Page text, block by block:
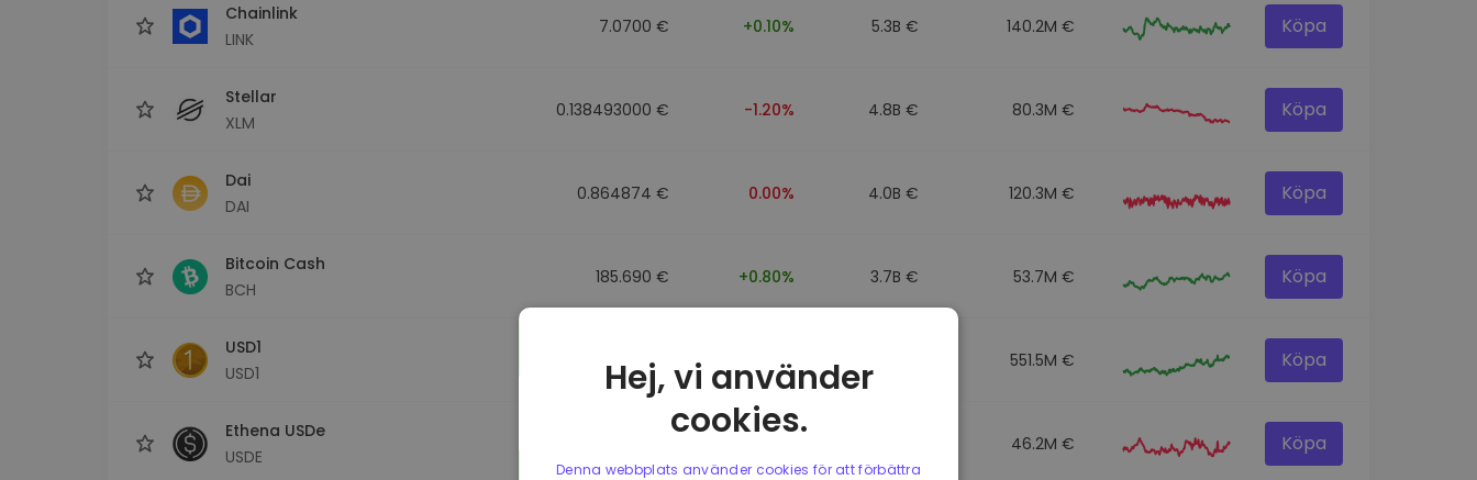
Chainlink
LINK
7.0700 € +0.10% 5.3B € 140.2M € Köpa
Stellar
XLM
0.138493000 € -1.20% 4.8B € 80.3M € Köpa
Dai
DAI
0.864874 € 0.00% 4.0B € 120.3M € Köpa
Bitcoin Cash
BCH
185.690 € +0.80% 3.7B € 53.7M € Köpa
USD1
USD1
0.864596 € 0.00% 551.5M € Köpa
Ethena USDe
USDE
46.2M € Köpa
Hej, vi använder
cookies.
Denna webbplats använder cookies för att förbättra